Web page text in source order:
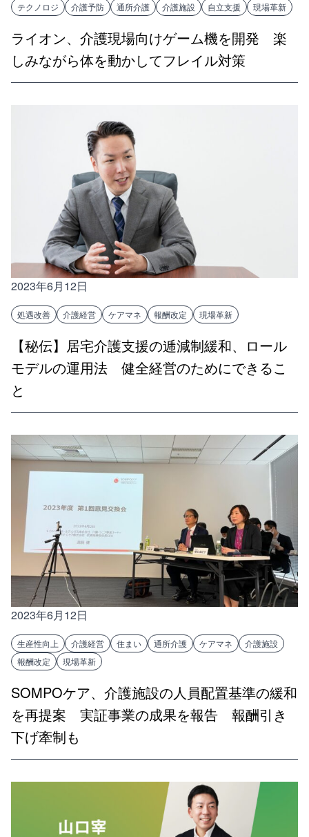
テクノロジ 介護予防 通所介護 介護施設 自立支援 現場革新
ライオン、介護現場向けゲーム機を開発 楽
しみながら体を動かしてフレイル対策
2023年6月12日
処遇改善 介護経営 ケアマネ 報酬改定 現場革新
【秘伝】居宅介護支援の逓減制緩和、ロール
モデルの運用法 健全経営のためにできるこ
と
2023年6月12日
生産性向上 介護経営 住まい 通所介護 ケアマネ
介護施設
報酬改定
現場革新
SOMPOケア、介護施設の人員配置基準の緩和
を再提案 実証事業の成果を報告 報酬引き
下げ牽制も